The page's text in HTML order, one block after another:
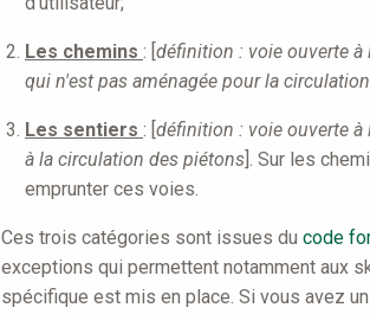
Les chemins : [définition : voie ouverte à
qui n'est pas aménagée pour la
Les sentiers : [définition : voie ouverte à
à la circulation des piétons]. Sur les
emprunter ces voies.
Ces trois catégories sont issues du code
exceptions qui permettent notamment aux
spécifique est mis en place. Si vous avez